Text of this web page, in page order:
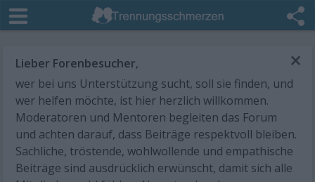
×
Lieber Forenbesucher,
wer bei uns Unterstützung sucht, soll sie finden, und
wer helfen möchte, ist hier herzlich willkommen.
Moderatoren und Mentoren begleiten das Forum
und achten darauf, dass Beiträge respektvoll bleiben.
Sachliche, tröstende, wohlwollende und empathische
Beiträge sind ausdrücklich erwünscht, damit sich alle